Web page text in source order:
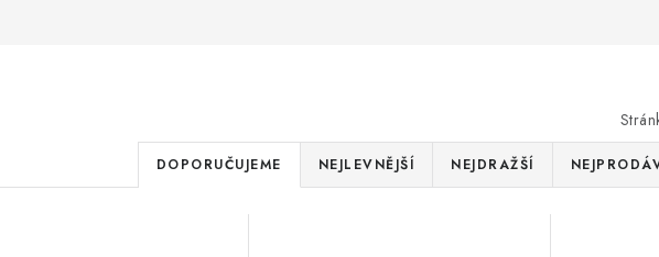
Ř
a
DOPORUČUJEME NEJLEVNĚJŠÍ NEJDRAŽŠÍ